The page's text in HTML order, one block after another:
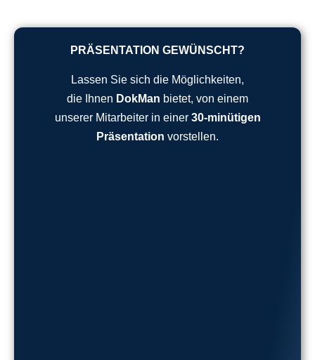
PRÄSENTATION GEWÜNSCHT?
Lassen Sie sich die Möglichkeiten,
die Ihnen DokMan bietet, von einem
unserer Mitarbeiter in einer 30-minütigen
Präsentation vorstellen.